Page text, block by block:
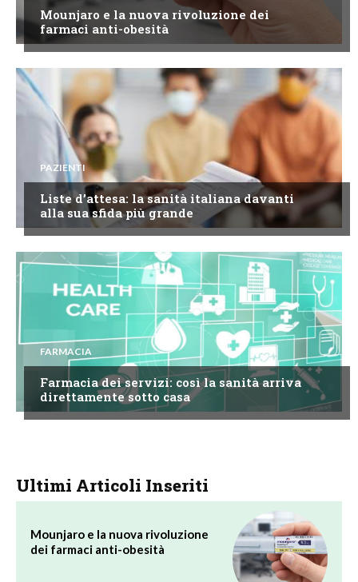
Mounjaro e la nuova rivoluzione dei
farmaci anti-obesità
PAZIENTI
Liste d’attesa: la sanità italiana davanti
alla sua sfida più grande
FARMACIA
Farmacia dei servizi: così la sanità arriva
direttamente sotto casa
Ultimi Articoli Inseriti
Mounjaro e la nuova rivoluzione
dei farmaci anti-obesità